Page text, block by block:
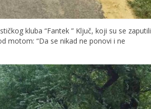
kluba “Fantek ” Ključ, koji su se zaputili
motom: “Da se nikad ne ponovi i ne